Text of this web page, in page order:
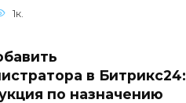
1к.
в Битрикс24:
по назначению